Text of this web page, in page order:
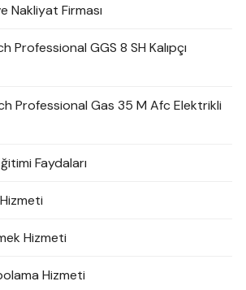
Nakliyat Firması
Professional GGS 8 SH Kalıpçı
Professional Gas 35 M Afc Elektrikli
Faydaları
Hizmeti
Hizmeti